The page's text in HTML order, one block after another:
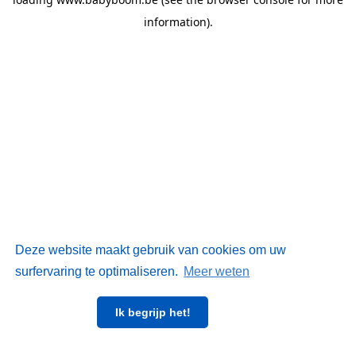
Deze website maakt gebruik van cookies om uw
surfervaring te optimaliseren. Meer weten
Ik begrijp het!
information).